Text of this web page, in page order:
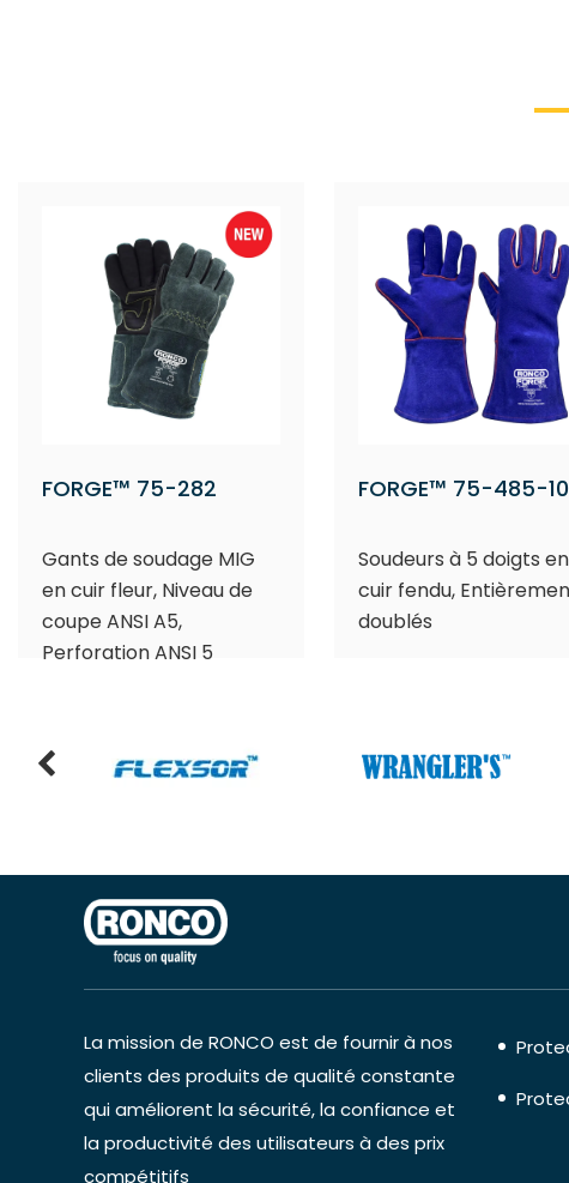
FORGE™ 75-282
Gants de soudage MIG
en cuir fleur, Niveau de
coupe ANSI A5,
Perforation ANSI 5
FORGE™ 75-485-10
Soudeurs à 5 doigts en
cuir fendu,
doublés
La mission de RONCO est de fournir à nos
clients des produits de qualité constante
qui améliorent la sécurité, la confiance et
la productivité des utilisateurs à des prix
compétitifs